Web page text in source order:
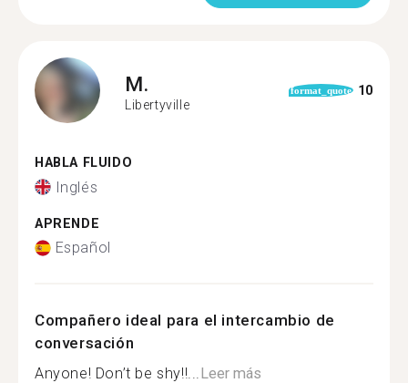
M.
Libertyville
format_quote 10
HABLA FLUIDO
Inglés
APRENDE
Español
Compañero ideal para el intercambio de
conversación
Anyone! Don’t be shy!!...Leer más